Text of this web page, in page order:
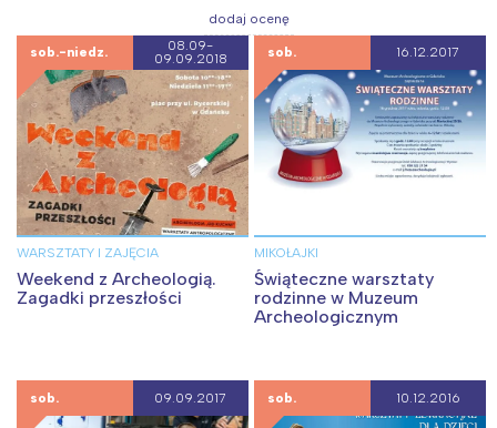
dodaj ocenę
sob.-niedz.
08.09-
09.09.2018
WARSZTATY I ZAJĘCIA
Weekend z Archeologią.
Zagadki przeszłości
sob. 16.12.2017
MIKOŁAJKI
Świąteczne warsztaty
rodzinne w Muzeum
Archeologicznym
sob. 09.09.2017 sob. 10.12.2016